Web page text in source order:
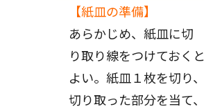
【紙皿の準備】
あらかじめ、紙皿に切
り取り線をつけておくと
よい。紙皿１枚を切り、
切り取った部分を当て、